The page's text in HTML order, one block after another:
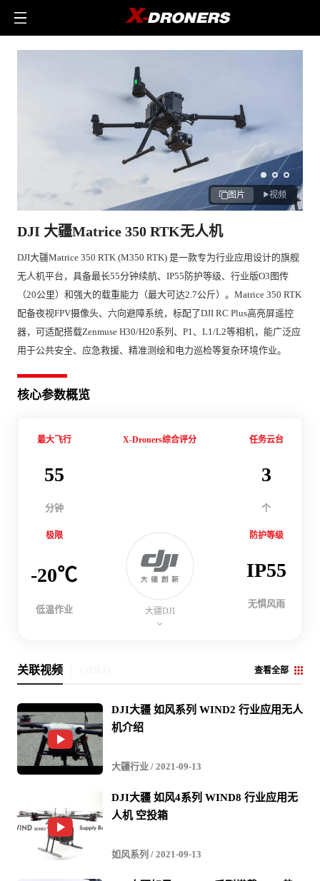
图片 视频
DJI 大疆Matrice 350 RTK无人机
DJI大疆Matrice 350 RTK (M350 RTK) 是一款专为行业应用设计的旗舰
无人机平台，具备最长55分钟续航、IP55防护等级、行业版O3图传
（20公里）和强大的载重能力（最大可达2.7公斤）。Matrice 350 RTK
配备夜视FPV摄像头、六向避障系统，标配了DJI RC Plus高亮屏遥控
器，可适配搭载Zenmuse H30/H20系列、P1、L1/L2等相机，能广泛应
用于公共安全、应急救援、精准测绘和电力巡检等复杂环境作业。
核心参数概览
X-Droners综合评分
大疆DJI
最大飞行
55
分钟
任务云台
3
个
极限
-20℃
低温作业
防护等级
IP55
无惧风雨
关联视频 查看全部
DJI大疆 如风系列 WIND2 行业应用无人
机介绍
大疆行业 / 2021-09-13
DJI大疆 如风4系列 WIND8 行业应用无
人机 空投箱
如风系列 / 2021-09-13